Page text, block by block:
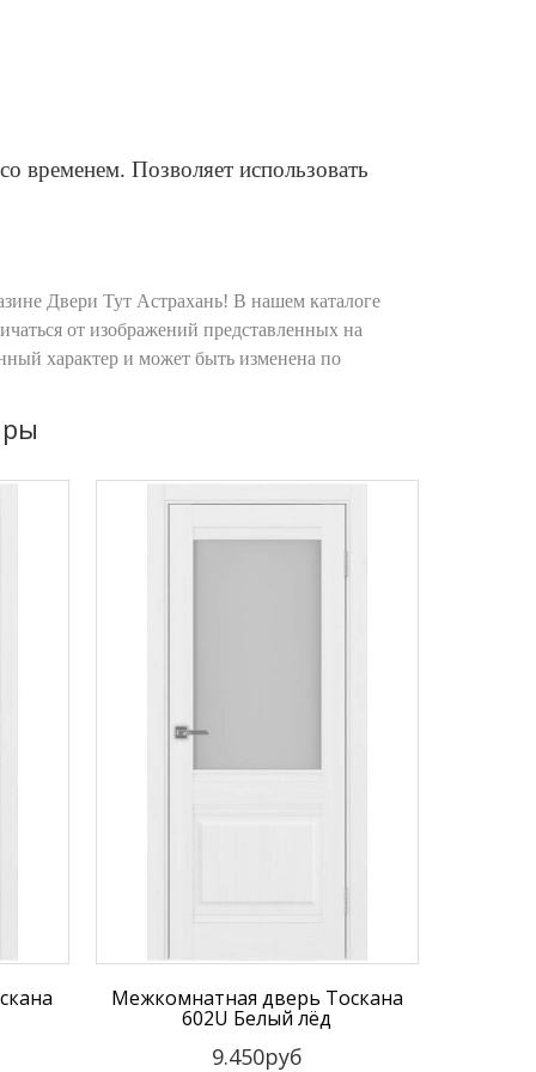
временем. Позволяет использовать
Двери Тут Астрахань! В нашем каталоге
от изображений представленных на
характер и может быть изменена по
Межкомнатная дверь Тоскана
602U Белый лёд
9.450руб